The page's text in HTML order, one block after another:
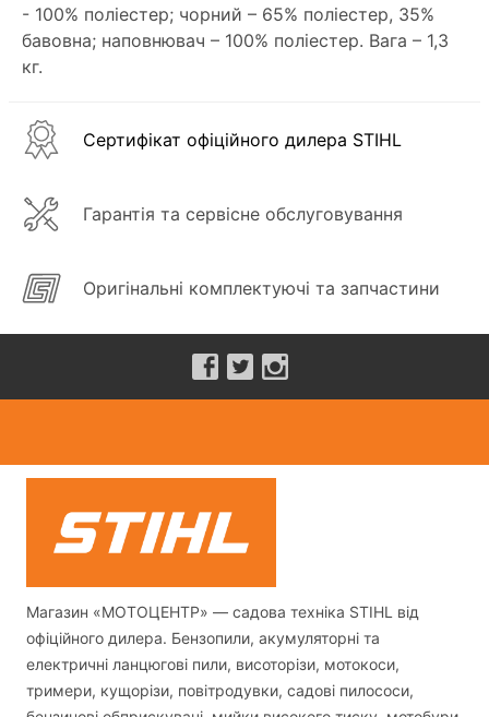
- 100% поліестер; чорний – 65% поліестер, 35%
бавовна; наповнювач – 100% поліестер. Вага – 1,3
кг.
Сертифікат офіційного дилера STIHL
Гарантія та сервісне обслуговування
Оригінальні комплектуючі та запчастини
Магазин «МОТОЦЕНТР» — садова техніка STIHL від
офіційного дилера. Бензопили, акумуляторні та
електричні ланцюгові пили, висоторізи, мотокоси,
тримери, кущорізи, повітродувки, садові пилососи,